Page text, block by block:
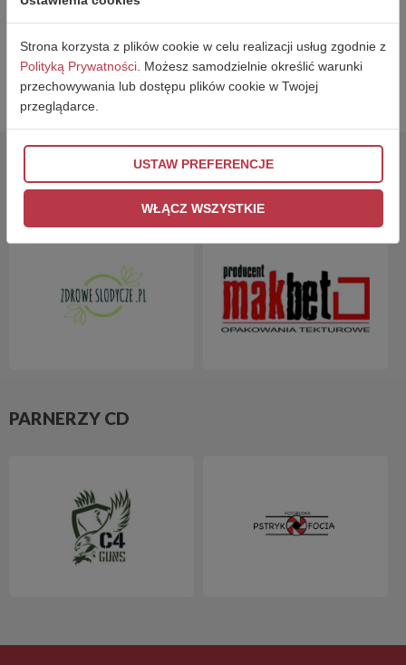
Strona korzysta z plików cookie w celu realizacji usług zgodnie z
Polityką Prywatności . Możesz samodzielnie określić warunki
przechowywania lub dostępu plików cookie w Twojej
przeglądarce.
USTAW PREFERENCJE
WŁĄCZ WSZYSTKIE
WRÓĆ
PARTNERZY
PARNERZY CD